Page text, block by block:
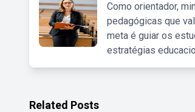
Como orientador,
pedagógicas que
meta é guiar os
estratégias
Related Posts